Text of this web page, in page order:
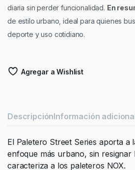
diaria sin perder funcionalidad. En
de estilo urbano, ideal para quienes
deporte y uso cotidiano.
Agregar a Wishlist
DescripciónInformación
El Paletero Street Series aporta a
enfoque más urbano, sin resignar
caracteriza a los paleteros NOX.